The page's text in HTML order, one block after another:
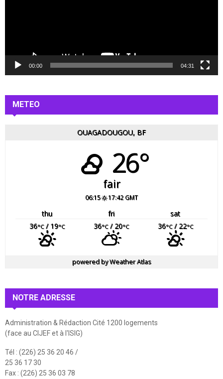
d
o
00:00 04:31
METEO
OUAGADOUGOU, BF
26°
fair
06:15 17:42 GMT
thu fri
sat
36°C/ 19°C 36°C/ 20°C 36°C/ 22°C
powered byWeather Atlas
NOTRE ADRESSE
Administration & Rédaction Cité 1200 logements
(face au CIJEF et à l'ISIG)
Tél : (226) 25 36 20 46 /
25 36 17 30
Fax : (226) 25 36 03 78